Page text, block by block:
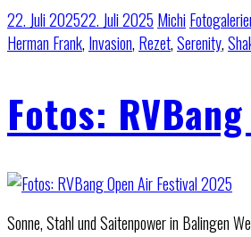
22. Juli 202522. Juli 2025 Michi
Herman Frank, Invasion, Rezet,Serenity,
Fotos:
Sonne, Stahl und Saitenpower in Balingen